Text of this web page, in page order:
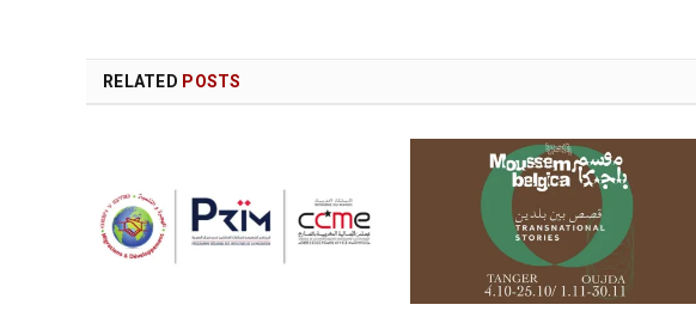
RELATED POSTS